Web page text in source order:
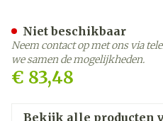
€ 83,48
Niet beschikbaar
Neem contact op met ons via
we samen de mogelijkheden.
Bekijk alle producten